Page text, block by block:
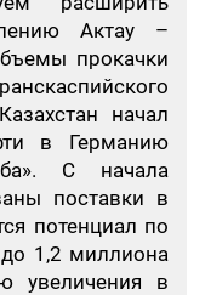
Актау –
прокачки
начал
в Германию
С начала
поставки в
потенциал по
1,2 миллиона
увеличения в